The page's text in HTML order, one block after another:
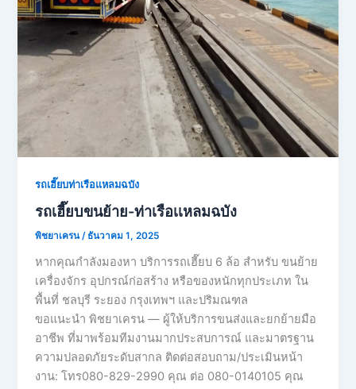
รถเฮี๊ยบท่าเรือแหลมฉบัง
รถเฮี๊ยบขนย้าย-ท่าเรือเเหลมฉบัง
พิชยาเครน/ ธันวาคม 1, 2025
หากคุณกำลังมองหา บริการรถเฮี๊ยบ 6 ล้อ สำหรับ ขนย้าย
เครื่องจักร อุปกรณ์ก่อสร้าง หรือของหนักทุกประเภท ใน
พื้นที่ ชลบุรี ระยอง กรุงเทพฯ และปริมณฑล
ขอแนะนำ พิชยาเครน — ผู้ให้บริการขนส่งและยกย้ายมือ
อาชีพ ที่มาพร้อมทีมงานมากประสบการณ์ และมาตรฐาน
ความปลอดภัยระดับสากล ติดต่อสอบถาม/ประเมินหน้า
งาน: โทร080-829-2990 คุณ ต่อ 080-0140105 คุณ